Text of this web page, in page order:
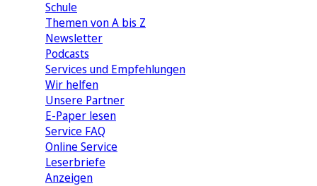
Schule
Themen von A bis Z
Newsletter
Podcasts
Services und Empfehlungen
Wir helfen
Unsere Partner
E-Paper lesen
Service FAQ
Online Service
Leserbriefe
Anzeigen